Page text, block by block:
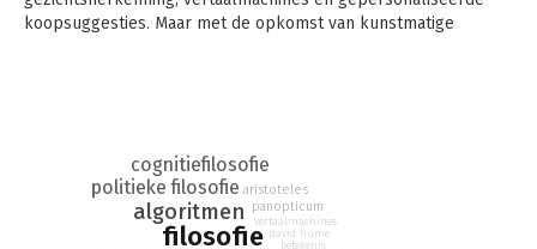
koopsuggesties. Maar met de opkomst van kunstmatige
In Van Aristoteles tot algoritme behandelt Guido van der Knaap
de mogelijkheden en onmogelijkheden van kunstmatige
intelligentie tegen de achtergrond van de filosofische traditie.
Hij bespreekt hoe oorzaak-gevolgrelaties en het
filosofie
algoritmen
politieke filosofie
cognitiefilosofie
aristoteles
panopticum
vertaalmachines
david hume
betekenis